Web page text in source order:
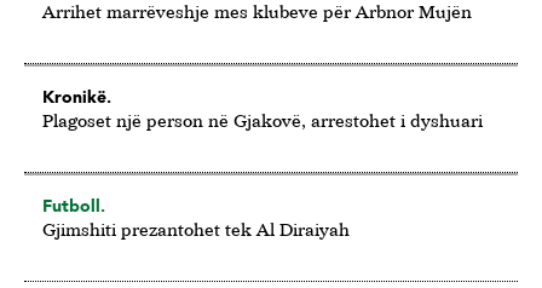
Arrihet marrëveshje mes klubeve për Arbnor Mujën
Kronikë.
Plagoset një person në Gjakovë, arrestohet i dyshuari
Futboll.
Gjimshiti prezantohet tek Al Diraiyah